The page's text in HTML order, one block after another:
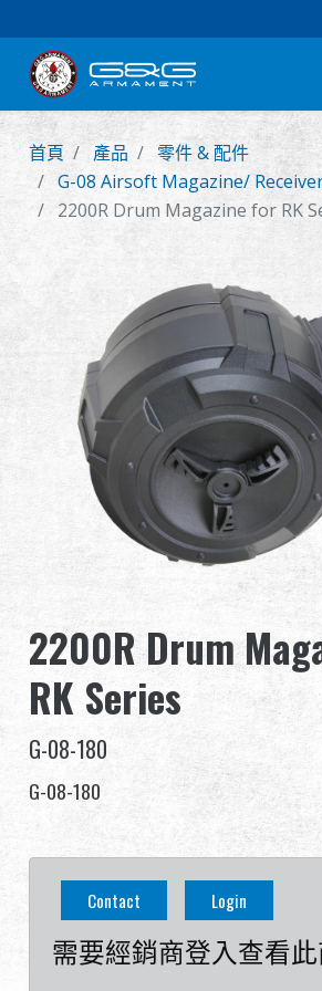
新產品
步槍
零件 & 配件
射擊訓練系列
關於怪怪
活動與報導
支援服務
繁體中文
Français
首頁 產品
零件 & 配件
G-08 Airsoft Magazine/
2200R Drum Magazine for RK
2200R Drum
RK Series
G-08-180
G-08-180
Contact Login
需要經銷商登入查看此